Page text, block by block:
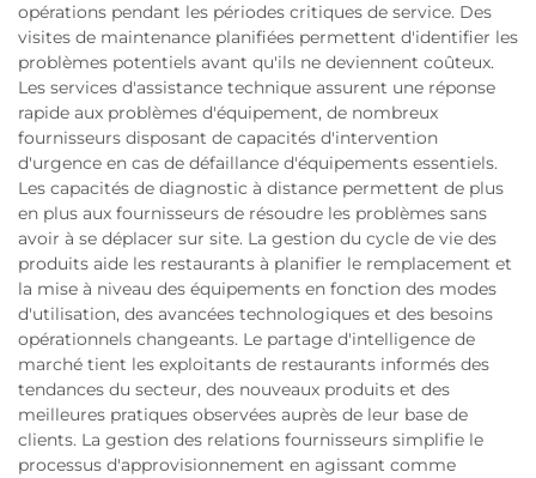
opérations pendant les périodes critiques de service. Des
visites de maintenance planifiées permettent d'identifier les
problèmes potentiels avant qu'ils ne deviennent coûteux.
Les services d'assistance technique assurent une réponse
rapide aux problèmes d'équipement, de nombreux
fournisseurs disposant de capacités d'intervention
d'urgence en cas de défaillance d'équipements essentiels.
Les capacités de diagnostic à distance permettent de plus
en plus aux fournisseurs de résoudre les problèmes sans
avoir à se déplacer sur site. La gestion du cycle de vie des
produits aide les restaurants à planifier le remplacement et
la mise à niveau des équipements en fonction des modes
d'utilisation, des avancées technologiques et des besoins
opérationnels changeants. Le partage d'intelligence de
marché tient les exploitants de restaurants informés des
tendances du secteur, des nouveaux produits et des
meilleures pratiques observées auprès de leur base de
clients. La gestion des relations fournisseurs simplifie le
processus d'approvisionnement en agissant comme